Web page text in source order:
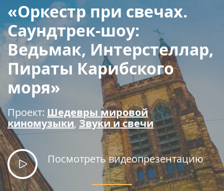
Правила покупки билетов
«Оркестр при свечах.
Саундтрек-шоу:
Ведьмак, Интерстеллар,
Пираты Карибского
моря»
Проект: Шедевры мировой
киномузыки, Звуки и свечи
Посмотреть видеопрезентацию